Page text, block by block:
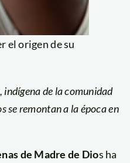
el origen de su
de la comunidad
se remontan a la época en
de Madre de Dios ha